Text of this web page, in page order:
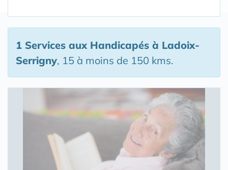
1 Services aux Handicapés à Ladoix-
Serrigny, 15 à moins de 150 kms.